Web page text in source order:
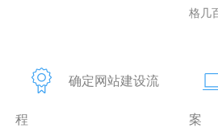
格几
确定网站建设流
程 案